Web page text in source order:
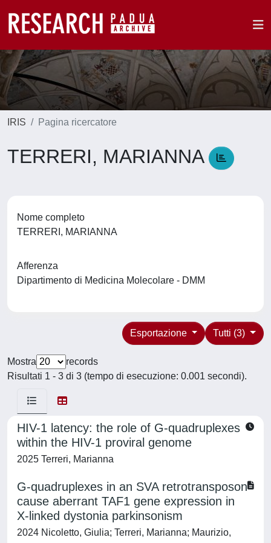
IRIS Pagina ricercatore
TERRERI, MARIANNA
Nome completo
TERRERI, MARIANNA
Afferenza
Dipartimento di Medicina Molecolare - DMM
Tutti (3)
Esportazione
Mostra
records
Risultati 1 - 3 di 3 (tempo di esecuzione: 0.001 secondi).
HIV-1 latency: the role of G-quadruplexes
within the HIV-1 proviral genome
2025 Terreri, Marianna
G-quadruplexes in an SVA retrotransposon
cause aberrant TAF1 gene expression in
X-linked dystonia parkinsonism
2024 Nicoletto, Giulia; Terreri, Marianna; Maurizio,